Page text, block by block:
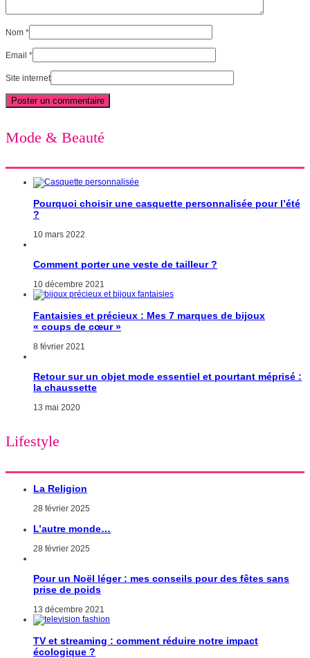
Nom *
Email *
Site internet
Mode & Beauté
Pourquoi choisir une casquette personnalisée pour l’été
?
10 mars 2022
Comment porter une veste de tailleur ?
10 décembre 2021
Fantaisies et précieux : Mes 7 marques de bijoux
« coups de cœur »
8 février 2021
Retour sur un objet mode essentiel et pourtant méprisé :
la chaussette
13 mai 2020
Lifestyle
La Religion
28 février 2025
L’autre monde…
28 février 2025
Pour un Noël léger : mes conseils pour des fêtes sans
prise de poids
13 décembre 2021
TV et streaming : comment réduire notre impact
écologique ?